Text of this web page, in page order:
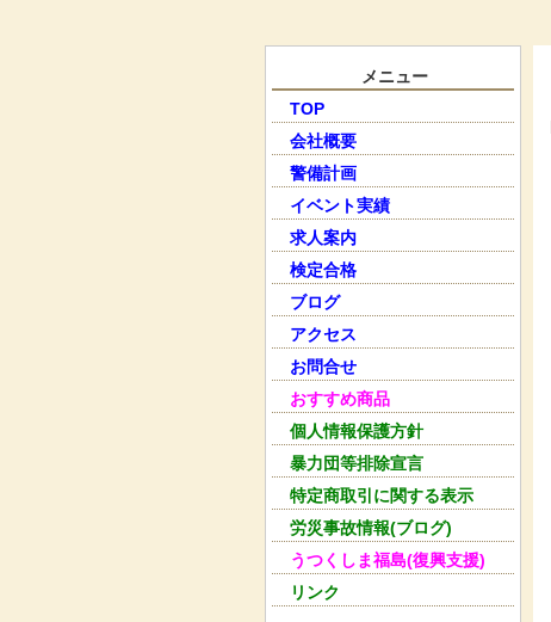
メニュー
TOP
会社概要
警備計画
イベント実績
求人案内
検定合格
ブログ
アクセス
お問合せ
おすすめ商品
個人情報保護方針
暴力団等排除宣言
特定商取引に関する表示
労災事故情報(ブログ)
うつくしま福島(復興支援)
リンク